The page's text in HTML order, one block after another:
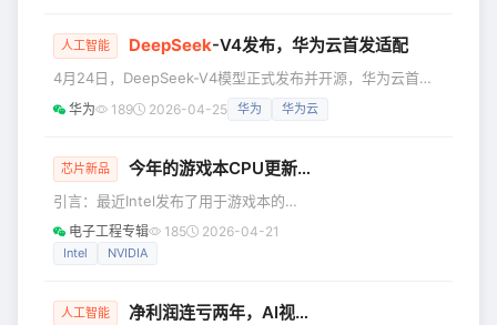
景，端侧设备的AI算力需
请，此前其已在2019年8月登陆上交所
进一步拓宽融资渠道，推进全球化战略
布局。 公开信息显示，晶晨股份是国内
务聚焦于智慧家庭、智慧办公、智慧出
行
人工智能 DeepSeek-V4发布，华为云首发适配
4月24日，DeepSeek-V4模型正式发布并开源，华为云首发
适配。DeepSeek-V4拥有百万Token超长上下文，在Agent
进一步降低，模型参数和激活更小，V4-Flash能够提供更加
MaaS模型即服务平台已
华为 189 2026-04-25 华为 华为云
芯片新品 今年的游戏本CPU更新，Intel没怎么谈性能，重点是在…
引言：最近Intel发布了用于游戏本的酷
睿Ultra 200HX Plus系列处理器，只不
过重点似乎不在芯片本身… 前不久，
Plus系列——电子工程专辑也做了此系
电子工程专辑 185 2026-04-21
Intel NVIDIA
人工智能 净利润连亏两年，AI视频厂商烧钱攻坚商业化